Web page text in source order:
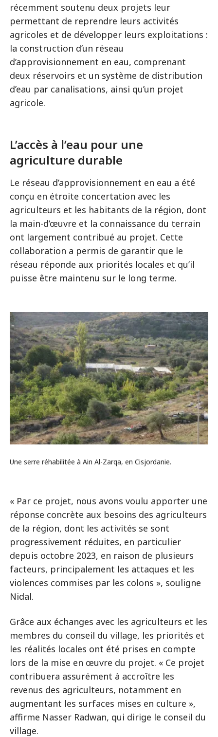
récemment soutenu deux projets leur
permettant de reprendre leurs activités
agricoles et de développer leurs exploitations :
la construction d’un réseau
d’approvisionnement en eau, comprenant
deux réservoirs et un système de distribution
d’eau par canalisations, ainsi qu’un projet
agricole.
L’accès à l’eau pour une
agriculture durable
Le réseau d’approvisionnement en eau a été
conçu en étroite concertation avec les
agriculteurs et les habitants de la région, dont
la main-d’œuvre et la connaissance du terrain
ont largement contribué au projet. Cette
collaboration a permis de garantir que le
réseau réponde aux priorités locales et qu’il
puisse être maintenu sur le long terme.
Une serre réhabilitée à Ain Al-Zarqa, en Cisjordanie.
« Par ce projet, nous avons voulu apporter une
réponse concrète aux besoins des agriculteurs
de la région, dont les activités se sont
progressivement réduites, en particulier
depuis octobre 2023, en raison de plusieurs
facteurs, principalement les attaques et les
violences commises par les colons », souligne
Nidal.
Grâce aux échanges avec les agriculteurs et les
membres du conseil du village, les priorités et
les réalités locales ont été prises en compte
lors de la mise en œuvre du projet. « Ce projet
contribuera assurément à accroître les
revenus des agriculteurs, notamment en
augmentant les surfaces mises en culture »,
affirme Nasser Radwan, qui dirige le conseil du
village.